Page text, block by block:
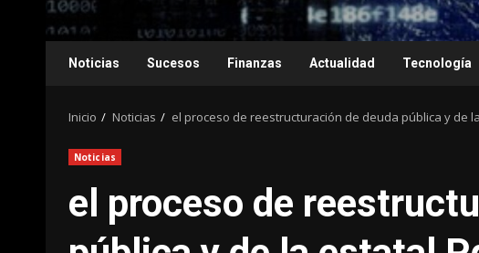
Noticias Sucesos Finanzas Actualidad Tecnología
Inicio Noticias el proceso de reestructuración de deuda pública y de
Noticias
el proceso de